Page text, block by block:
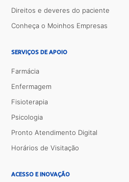
Direitos e deveres do paciente
Conheça o Moinhos Empresas
SERVIÇOS DE APOIO
Farmácia
Enfermagem
Fisioterapia
Psicologia
Pronto Atendimento Digital
Horários de Visitação
ACESSO E INOVAÇÃO